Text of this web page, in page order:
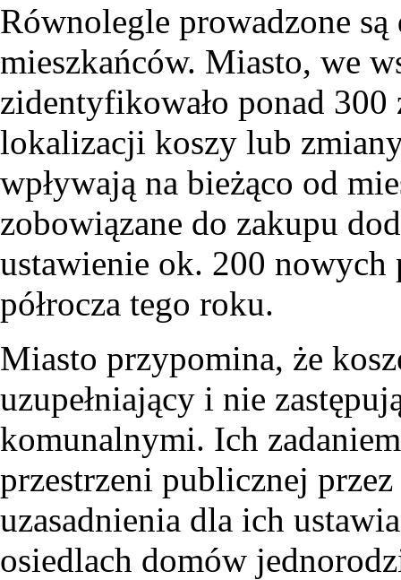
Równolegle prowadzone są
mieszkańców. Miasto, we
zidentyfikowało ponad 300
lokalizacji koszy lub
wpływają na bieżąco od
zobowiązane do zakupu
ustawienie ok. 200
półrocza tego roku.
Miasto przypomina, że
uzupełniający i nie
komunalnymi. Ich
przestrzeni publicznej
uzasadnienia dla ich
osiedlach domów